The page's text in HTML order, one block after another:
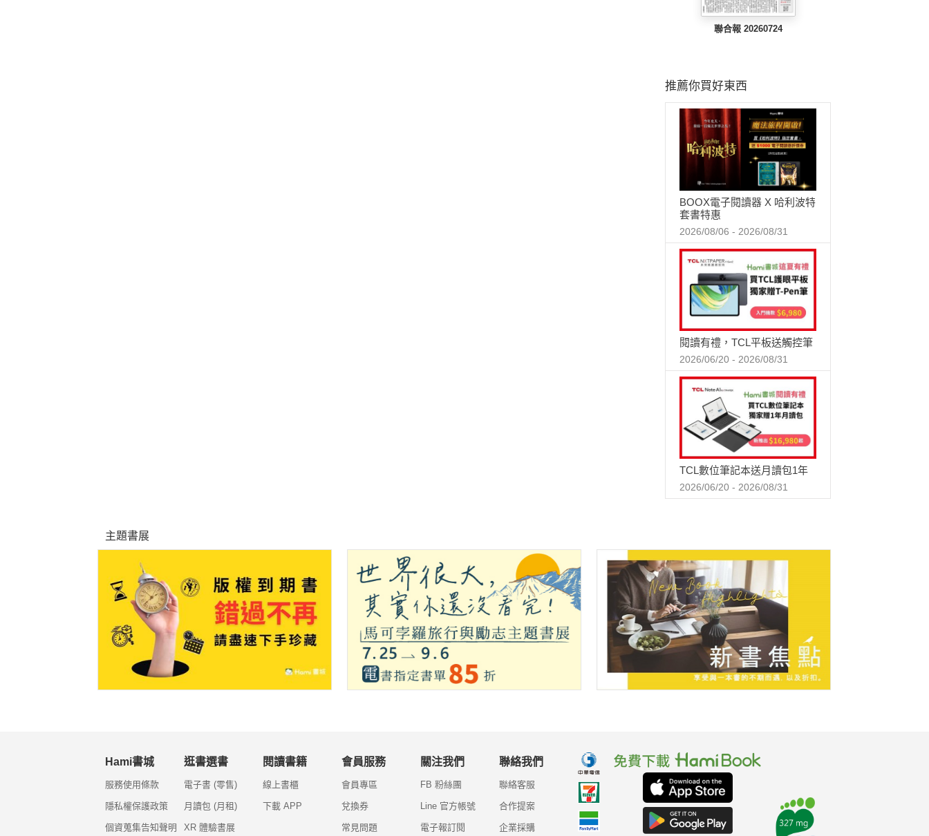
聯合報 20260724
推薦你買好東西
BOOX電子閱讀器 X 哈利波特
套書特惠
2026/08/06 - 2026/08/31
閱讀有禮，TCL平板送觸控筆
2026/06/20 - 2026/08/31
TCL數位筆記本送月讀包1年
2026/06/20 - 2026/08/31
主題書展
Hami書城
服務使用條款
隱私權保護政策
個資蒐集告知聲明
逛書選書
電子書 (零售)
月讀包 (月租)
XR 體驗書展
閱讀書籍
線上書櫃
下載 APP
會員服務
會員專區
兌換券
常見問題
關注我們
FB 粉絲團
Line 官方帳號
電子報訂閱
聯絡我們
聯絡客服
合作提案
企業採購